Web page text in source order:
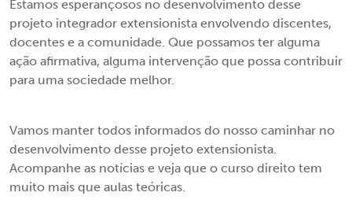
Estamos esperançosos no desenvolvimento desse
projeto integrador extensionista envolvendo discentes,
docentes e a comunidade. Que possamos ter alguma
ação afirmativa, alguma intervenção que possa contribuir
para uma sociedade melhor.
Vamos manter todos informados do nosso caminhar no
desenvolvimento desse projeto extensionista.
Acompanhe as notícias e veja que o curso direito tem
muito mais que aulas teóricas.